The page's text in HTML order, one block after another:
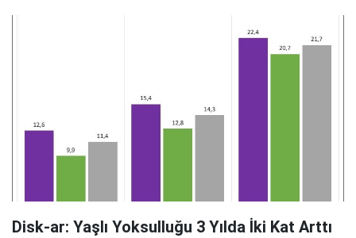
Disk-ar: Yaşlı Yoksulluğu 3 Yılda İki Kat Arttı